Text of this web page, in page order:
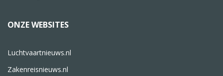
ONZE WEBSITES
Luchtvaartnieuws.nl
Zakenreisnieuws.nl